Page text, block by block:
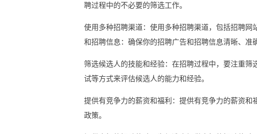
聘过程中的不必要的筛选工作。
使用多种招聘渠道：使用多种招聘渠道，包括招聘
和招聘信息：确保你的招聘广告和招聘信息清晰、准
筛选候选人的技能和经验：在招聘过程中，要注重
试等方式来评估候选人的能力和经验。
提供有竞争力的薪资和福利：提供有竞争力的薪资
政策。